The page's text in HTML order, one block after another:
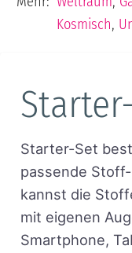
Kosmisch,
Starter-Set
passende
kannst die
mit eigenen
Smartphone,